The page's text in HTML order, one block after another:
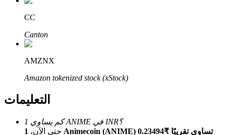
CC
Canton
AMZNX
Amazon tokenized stock (xStock)
التعليمات
كم يساوي 1 ANIME في INR؟
حتى الآن، 1 Animecoin (ANIME) تساوي تقريبًا ₹0.23494